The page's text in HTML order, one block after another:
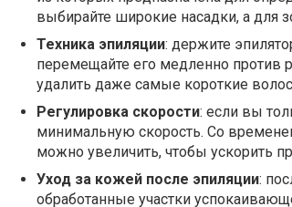
выбирайте широкие насадки, а для
Техника эпиляции: держите
перемещайте его медленно против
удалить даже самые короткие
Регулировка скорости: если вы
минимальную скорость. Со
можно увеличить, чтобы ускорить
Уход за кожей после эпиляции:
обработанные участки